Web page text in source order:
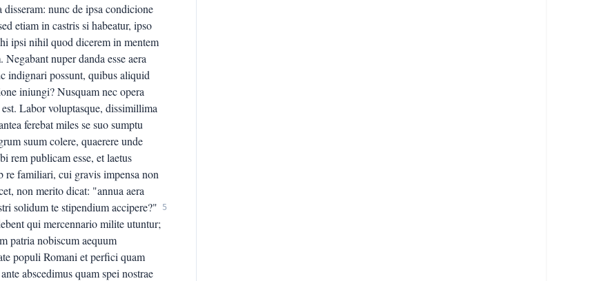
nunc de ipsa condicione
etiam in castris si habeatur, ipso
ipsi nihil quod dicerem in mentem
nuper danda esse aera
indignari possunt, quibus aliquid
iniungi? Nusquam nec opera
Labor voluptasque, dissimillima
ferebat miles se suo sumptu
suum colere, quaerere unde
rem publicam esse, et laetus
re familiari, cui gravis impensa non
non merito dicat: "annua aera
solidum te stipendium accipere?"
qui mercennario milite utuntur;
patria nobiscum aequum
populi Romani et perfici quam
abscedimus quam spei nostrae
5